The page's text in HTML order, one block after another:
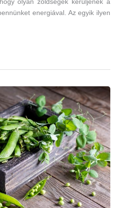
olyan zöldségek kerüljenek a
energiával. Az egyik ilyen